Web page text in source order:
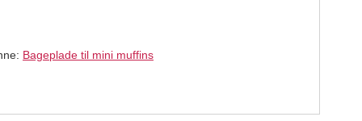
Bageplade til mini muffins